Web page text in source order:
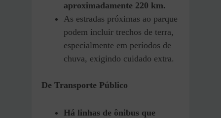
aproximadamente 220 km.
As estradas próximas ao parque
podem incluir trechos de terra,
especialmente em períodos de
chuva, exigindo cuidado extra.
De Transporte Público
Há linhas de ônibus que